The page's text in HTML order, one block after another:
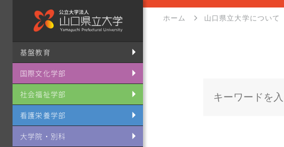
基盤教育
国際文化学部
社会福祉学部
看護栄養学部
大学院・別科
ホーム 山口県立大学について